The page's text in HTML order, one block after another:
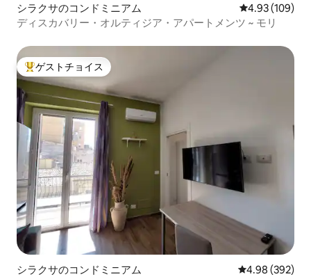
シラクサのコンドミニアム レビュー109
4.93 (109)
ディスカバリー・オルティジア・アパートメンツ ~ モリ
大好評のゲストチョイスです。
ゲストチョイス
シラクサのコンドミニアム レビュー392
4.98 (392)